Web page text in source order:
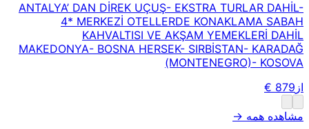
ANTALYA’ DAN DİREK UÇUŞ- EKSTRA TURLAR DAHİL-
4* MERKEZİ OTELLERDE KONAKLAMA SABAH
KAHVALTISI VE AKŞAM YEMEKLERİ DAHİL
MAKEDONYA- BOSNA HERSEK- SIRBİSTAN- KARADAĞ
(MONTENEGRO)- KOSOVA
از 879 €
مشاهده همه →